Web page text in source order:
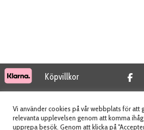
Köpvillkor
© 2026 Tidab AB - All Rights
Vi använder cookies på vår webbplats för att
relevanta upplevelsen genom att komma
upprepa besök. Genom att klicka på